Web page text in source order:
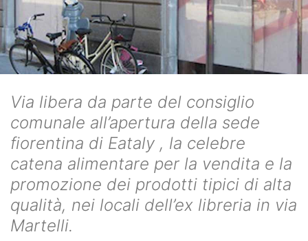
Via libera da parte del consiglio
comunale all’apertura della sede
fiorentina di Eataly , la celebre
catena alimentare per la vendita e la
promozione dei prodotti tipici di alta
qualità, nei locali dell’ex libreria in via
Martelli.